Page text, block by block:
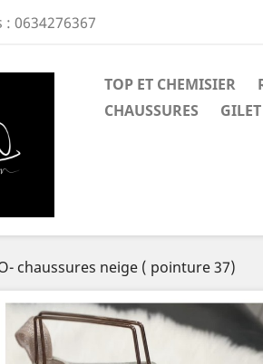
: 0634276367
TOP ET CHEMISIER
CHAUSSURES
GILET
chaussures neige ( pointure 37)